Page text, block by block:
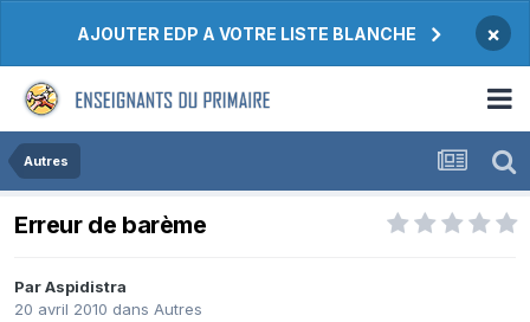
AJOUTER EDP A VOTRE LISTE BLANCHE ×
Autres
Erreur de barème
Par Aspidistra
20 avril 2010 dans Autres